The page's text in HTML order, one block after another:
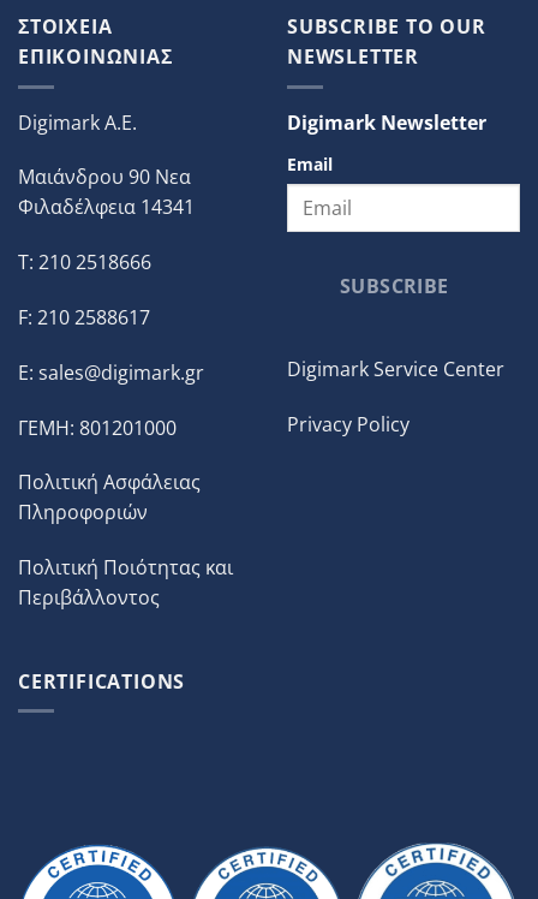
ΣΤΟΙΧΕΙΑ
ΕΠΙΚΟΙΝΩΝΙΑΣ
Digimark A.E.
Μαιάνδρου 90 Νεα
Φιλαδέλφεια 14341
T: 210 2518666
F: 210 2588617
E: sales@digimark.gr
ΓΕΜΗ: 801201000
Πολιτική Ασφάλειας
Πληροφοριών
Πολιτική Ποιότητας και
Περιβάλλοντος
SUBSCRIBE TO OUR
NEWSLETTER
Digimark Newsletter
Email
SUBSCRIBE
Digimark Service Center
Privacy Policy
CERTIFICATIONS